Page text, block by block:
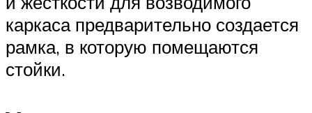
каркаса предварительно создается
рамка, в которую помещаются
стойки.